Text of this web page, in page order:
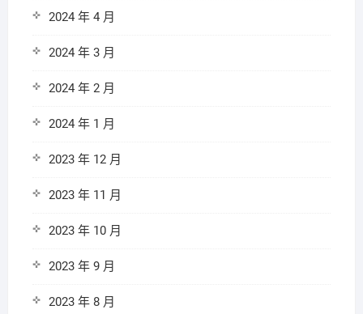
2024 年 4 月
2024 年 3 月
2024 年 2 月
2024 年 1 月
2023 年 12 月
2023 年 11 月
2023 年 10 月
2023 年 9 月
2023 年 8 月